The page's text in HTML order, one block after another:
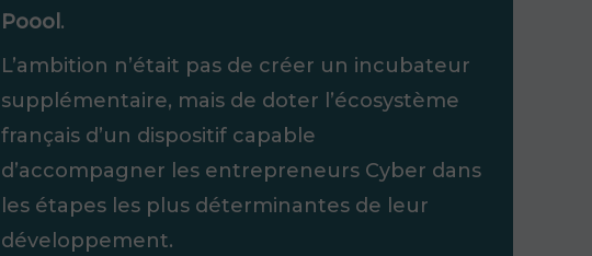
Poool .
L’ambition n’était pas de créer un incubateur
supplémentaire, mais de doter l’écosystème
français d’un dispositif capable
d’accompagner les entrepreneurs Cyber dans
les étapes les plus déterminantes de leur
développement.